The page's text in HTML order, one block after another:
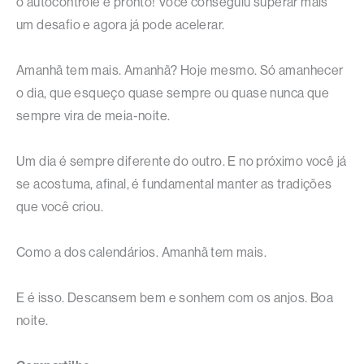
um desafio e agora já pode acelerar.
Amanhã tem mais. Amanhã? Hoje mesmo. Só amanhecer
o dia, que esqueço quase sempre ou quase nunca que
sempre vira de meia-noite.
Um dia é sempre diferente do outro. E no próximo você já
se acostuma, afinal, é fundamental manter as tradições
que você criou.
Como a dos calendários. Amanhã tem mais.
E é isso. Descansem bem e sonhem com os anjos. Boa
noite.